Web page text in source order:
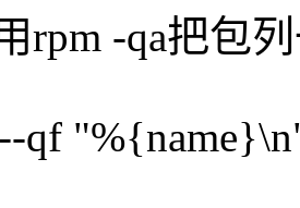
rpm -qa把包
qf